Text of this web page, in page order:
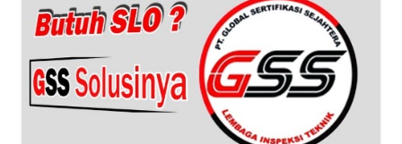
WN
KEPRI
WN
PAPUA